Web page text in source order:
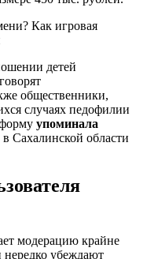
детей
общественники,
случаях педофилии
упоминала
Сахалинской области
модерацию крайне
убеждают